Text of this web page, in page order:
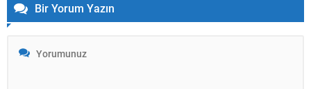
Bir Yorum Yazın